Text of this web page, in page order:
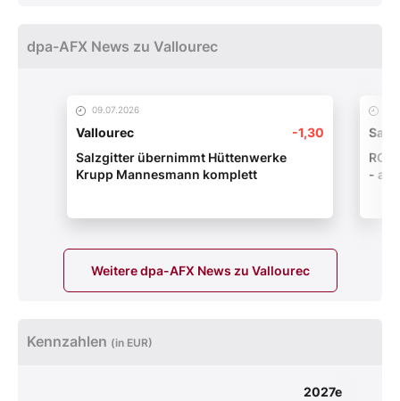
dpa-AFX News zu Vallourec
09.07.2026
Vallourec
-1,30
Salzgitter übernimmt Hüttenwerke
Krupp Mannesmann komplett
-
Weitere dpa-AFX News zu Vallourec
Kennzahlen (in EUR)
2027e